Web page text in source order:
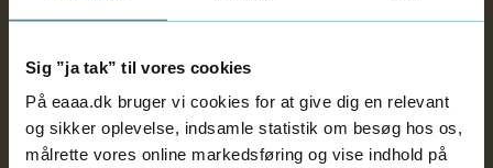
Sig ”ja tak” til vores cookies
På eaaa.dk bruger vi cookies for at give dig en relevant
og sikker oplevelse, indsamle statistik om besøg hos os,
målrette vores online markedsføring og vise indhold på
anvende relevante standarder og normer i
til mindre
maskiner og automatisering af anlæg